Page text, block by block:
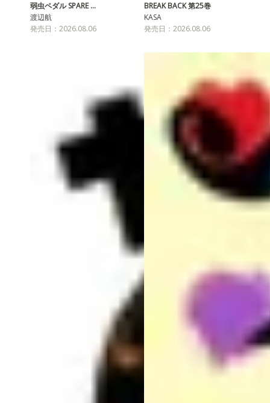
弱虫ペダル SPARE …
渡辺航
発売日：2026.08.06
BREAK BACK 第25巻
KASA
発売日：2026.08.06